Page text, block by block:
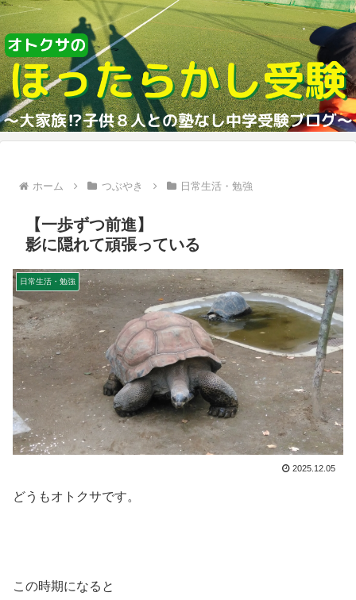
ホーム つぶやき 日常生活・勉強
【一歩ずつ前進】
影に隠れて頑張っている
日常生活・勉強
2025.12.05
どうもオトクサです。
この時期になると